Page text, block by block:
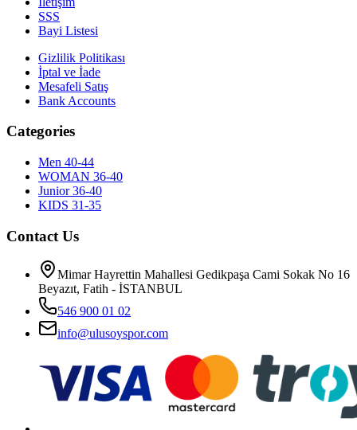
SSS
Bayi Listesi
Gizlilik Politikası
İptal ve İade
Mesafeli Satış
Bank Accounts
Categories
Men 40-44
WOMAN 36-40
Junior 36-40
KIDS 31-35
Contact Us
Mimar Hayrettin Mahallesi Gedikpaşa Cami Sokak No 16
Beyazıt, Fatih - İSTANBUL
546 900 01 02
info@ulusoyspor.com